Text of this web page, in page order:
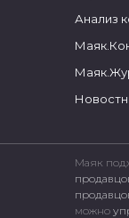
Анализ
Маяк
можно